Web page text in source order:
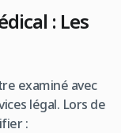
: Les
examiné avec
légal. Lors de
: